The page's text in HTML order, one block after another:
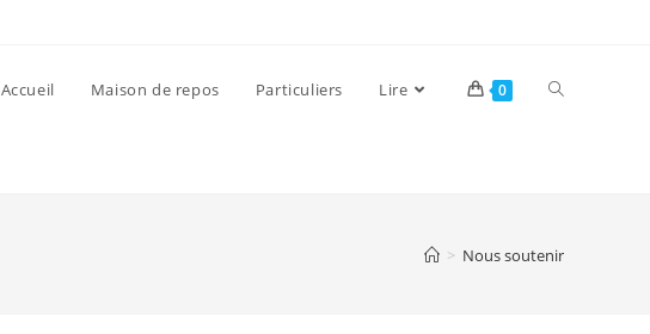
Accueil Maison de repos Particuliers Lire 0
> Nous soutenir